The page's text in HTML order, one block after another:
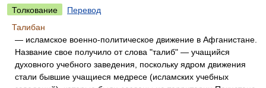
Толкование
Перевод
Талибан
— исламское военно-политическое движение в Афганистане.
Название свое получило от слова "талиб" — учащийся
духовного учебного заведения, поскольку ядром движения
стали бывшие учащиеся медресе (исламских учебных